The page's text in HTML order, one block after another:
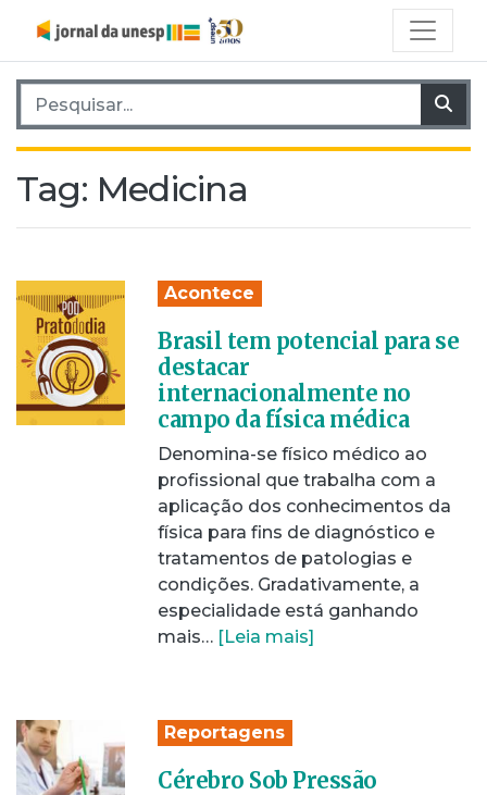
Pesquisar por:
Tag: Medicina
Acontece
Brasil tem potencial para se
destacar
internacionalmente no
campo da física médica
Denomina-se físico médico ao
profissional que trabalha com a
aplicação dos conhecimentos da
física para fins de diagnóstico e
tratamentos de patologias e
condições. Gradativamente, a
especialidade está ganhando
mais… [Leia mais]
Reportagens
Cérebro Sob Pressão